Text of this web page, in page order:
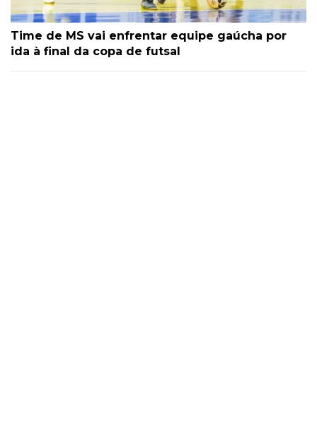
Time de MS vai enfrentar equipe gaúcha por
ida à final da copa de futsal